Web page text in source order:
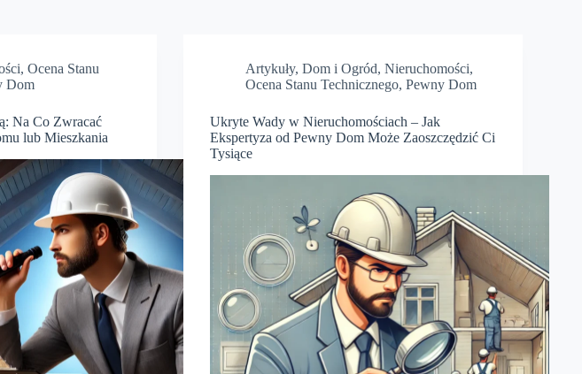
,Ocena Stanu
Dom
Na Co Zwracać
lub Mieszkania
Artykuły, Dom i Ogród, Nieruchomości,
Ocena Stanu Technicznego, Pewny Dom
Ukryte Wady w Nieruchomościach – Jak
Ekspertyza od Pewny Dom Może Zaoszczędzić Ci
Tysiące